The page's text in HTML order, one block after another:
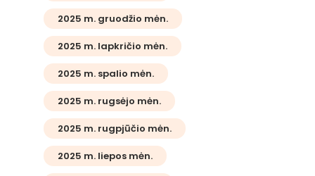
2025 m. gruodžio mėn.
2025 m. lapkričio mėn.
2025 m. spalio mėn.
2025 m. rugsėjo mėn.
2025 m. rugpjūčio mėn.
2025 m. liepos mėn.